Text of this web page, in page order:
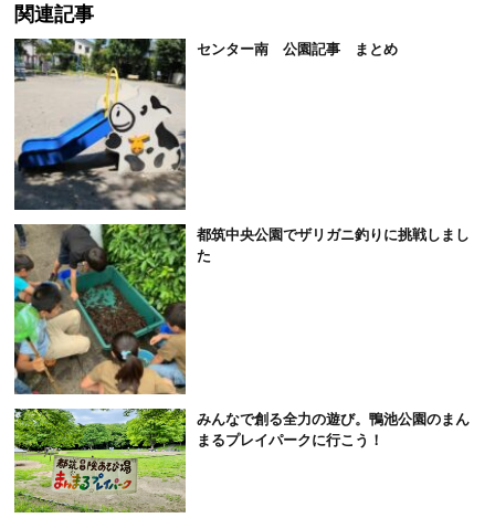
関連記事
センター南 公園記事 まとめ
都筑中央公園でザリガニ釣りに挑戦しまし
た
みんなで創る全力の遊び。鴨池公園のまん
まるプレイパークに行こう！